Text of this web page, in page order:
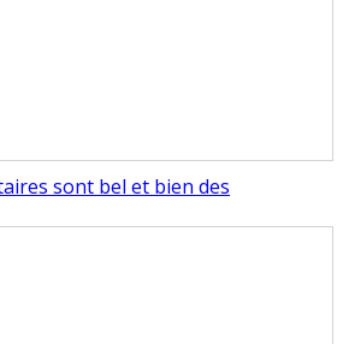
sont bel et bien des